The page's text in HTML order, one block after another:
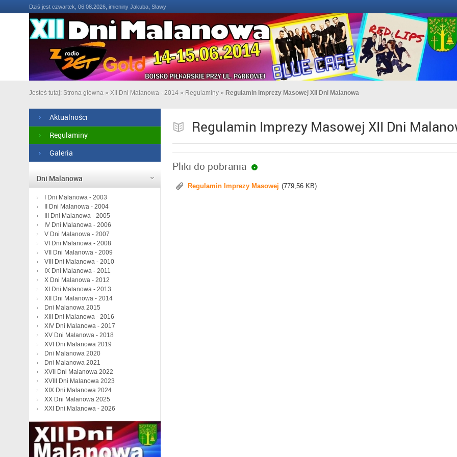
Dziś jest czwartek, 06.08.2026, imieniny Jakuba, Sławy
Jesteś tutaj: Strona główna » XII Dni Malanowa - 2014 » Regulaminy » Regulamin Imprezy Masowej XII Dni Malanowa
Aktualności
Regulaminy
Galeria
Dni Malanowa
I Dni Malanowa - 2003
II Dni Malanowa - 2004
III Dni Malanowa - 2005
IV Dni Malanowa - 2006
V Dni Malanowa - 2007
VI Dni Malanowa - 2008
VII Dni Malanowa - 2009
VIII Dni Malanowa - 2010
IX Dni Malanowa - 2011
X Dni Malanowa - 2012
XI Dni Malanowa - 2013
XII Dni Malanowa - 2014
Dni Malanowa 2015
XIII Dni Malanowa - 2016
XIV Dni Malanowa - 2017
XV Dni Malanowa - 2018
XVI Dni Malanowa 2019
Dni Malanowa 2020
Dni Malanowa 2021
XVII Dni Malanowa 2022
XVIII Dni Malanowa 2023
XIX Dni Malanowa 2024
XX Dni Malanowa 2025
XXI Dni Malanowa - 2026
Regulamin Imprezy Masowej XII Dni
Pliki do pobrania
Regulamin Imprezy Masowej (779,56 KB)